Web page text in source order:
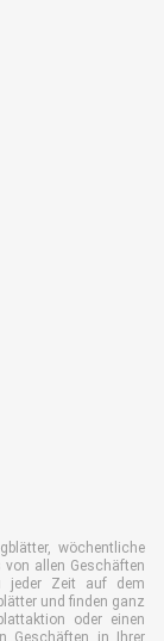
wöchentliche
von allen Geschäften
jeder Zeit auf dem
und finden ganz
oder einen
Geschäften in Ihrer